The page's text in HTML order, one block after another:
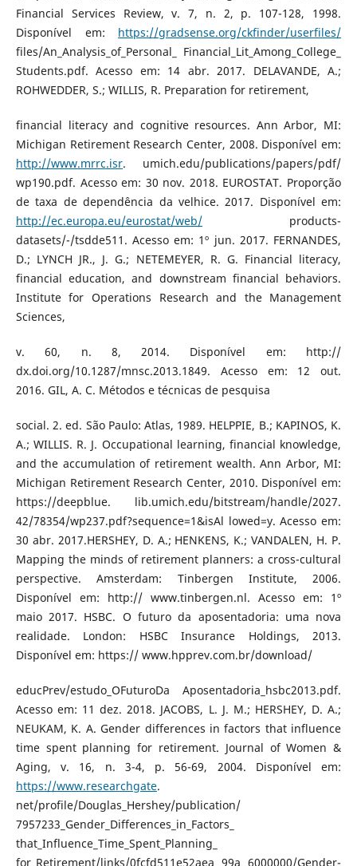
Financial Services Review, v. 7, n. 2, p. 107-128, 1998.
Disponível em: https://gradsense.org/ckfinder/userfiles/
files/An_Analysis_of_Personal_ Financial_Lit_Among_College_
Students.pdf. Acesso em: 14 abr. 2017. DELAVANDE, A.;
ROHWEDDER, S.; WILLIS, R. Preparation for retirement,
financial literacy and cognitive resources. Ann Arbor, MI:
Michigan Retirement Research Center, 2008. Disponível em:
http://www.mrrc.isr. umich.edu/publications/papers/pdf/
wp190.pdf. Acesso em: 30 nov. 2018. EUROSTAT. Proporção
de taxa de dependência da velhice. 2017. Disponível em:
http://ec.europa.eu/eurostat/web/products-
datasets/-/tsdde511. Acesso em: 1º jun. 2017. FERNANDES,
D.; LYNCH JR., J. G.; NETEMEYER, R. G. Financial literacy,
financial education, and downstream financial behaviors.
Institute for Operations Research and the Management
Sciences,
v. 60, n. 8, 2014. Disponível em: http://
dx.doi.org/10.1287/mnsc.2013.1849. Acesso em: 12 out.
2016. GIL, A. C. Métodos e técnicas de pesquisa
social. 2. ed. São Paulo: Atlas, 1989. HELPPIE, B.; KAPINOS, K.
A.; WILLIS. R. J. Occupational learning, financial knowledge,
and the accumulation of retirement wealth. Ann Arbor, MI:
Michigan Retirement Research Center, 2010. Disponível em:
https://deepblue. lib.umich.edu/bitstream/handle/2027.
42/78354/wp237.pdf?sequence=1&isAl lowed=y. Acesso em:
30 abr. 2017.HERSHEY, D. A.; HENKENS, K.; VANDALEN, H. P.
Mapping the minds of retirement planners: a cross-cultural
perspective. Amsterdam: Tinbergen Institute, 2006.
Disponível em: http:// www.tinbergen.nl. Acesso em: 1º
maio 2017. HSBC. O futuro da aposentadoria: uma nova
realidade. London: HSBC Insurance Holdings, 2013.
Disponível em: https:// www.hpprev.com.br/download/
educPrev/estudo_OFuturoDa Aposentadoria_hsbc2013.pdf.
Acesso em: 11 dez. 2018. JACOBS, L. J. M.; HERSHEY, D. A.;
NEUKAM, K. A. Gender differences in factors that influence
time spent planning for retirement. Journal of Women &
Aging, v. 16, n. 3-4, p. 56-69, 2004. Disponível em:
https://www.researchgate.
net/profile/Douglas_Hershey/publication/
7957233_Gender_Differences_in_Factors_
that_Influence_Time_Spent_Planning_
for_Retirement/links/0fcfd511e52aea 99a 6000000/Gender-